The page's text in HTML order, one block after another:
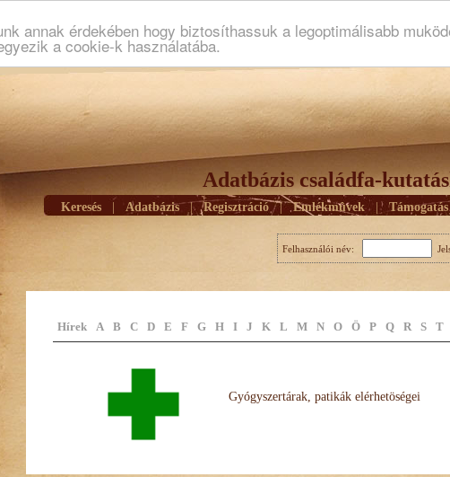
annak érdekében hogy biztosíthassuk a legoptimálisabb
a cookie-k használatába.
Adatbázis családfa-
Keresés Adatbázis | Regisztráció | Emlékmûvek | Támogatás
Felhasználói név:
Hírek A B C D E F G H I J K L M N O Ö P Q R S T
Gyógyszertárak, patikák elérhetöségei